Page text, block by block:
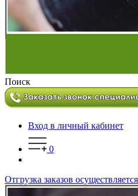
Поиск
Вход в личный кабинет
0
Отгрузка заказов